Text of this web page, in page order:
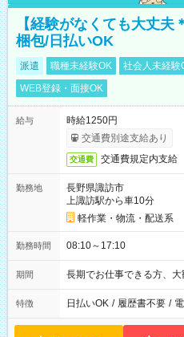
【経験がなくても大丈夫
梱包/日払いOK
派遣 職種未経験OK 社会人未経験
WEB登録・面接OK
給与
時給1250円
交通費別途支給あり
交通費 交通費規定内支給
勤務地
長野県諏訪市
上諏訪駅から車10分
軽作業・物流・配送系
勤務時間 08:10～17:10
期間 長期でお仕事できる方、大
特徴 日払いOK / 履歴書不要 /